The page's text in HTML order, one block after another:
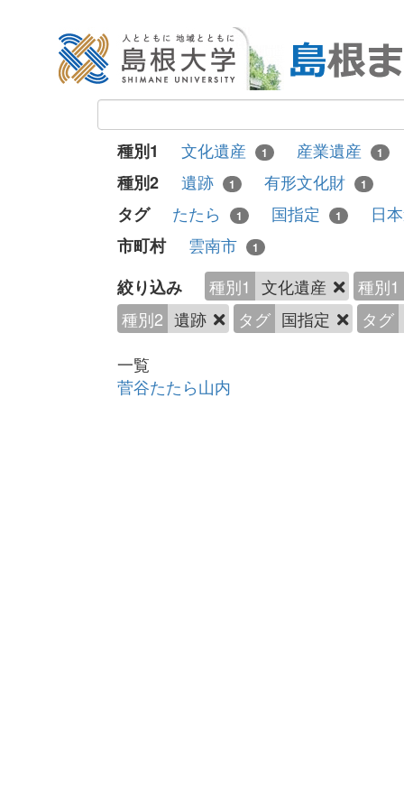
種別1 文化遺産 1 産業遺産 1
種別2 遺跡 1 有形文化財 1
タグ たたら 1 国指定 1
日
市町村
雲南市 1
絞り込み 種別1 文化遺産
種別1
種別2 遺跡 タグ 国指定
タグ
一覧
菅谷たたら山内